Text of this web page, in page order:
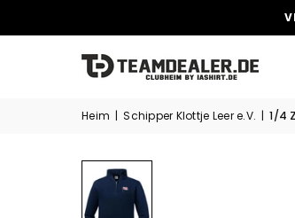
Heim | Schipper Klottje Leer e.V. | 1/4